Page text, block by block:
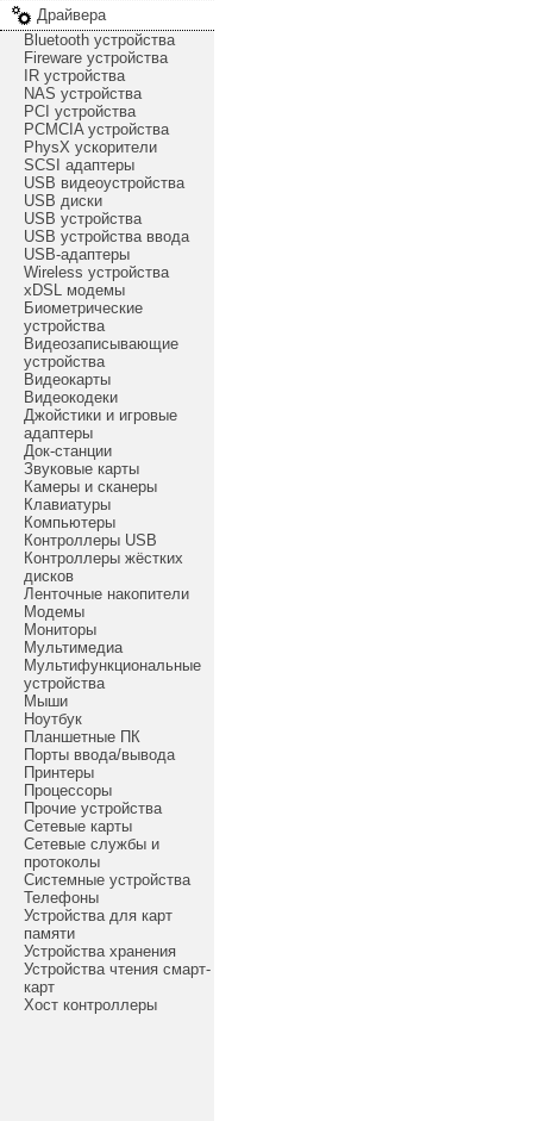
Драйвера
Bluetooth устройства
Fireware устройства
IR устройства
NAS устройства
PCI устройства
PCMCIA устройства
PhysX ускорители
SCSI адаптеры
USB видеоустройства
USB диски
USB устройства
USB устройства ввода
USB-адаптеры
Wireless устройства
xDSL модемы
Биометрические
устройства
Видеозаписывающие
устройства
Видеокарты
Видеокодеки
Джойстики и игровые
адаптеры
Док-станции
Звуковые карты
Камеры и сканеры
Клавиатуры
Компьютеры
Контроллеры USB
Контроллеры жёстких
дисков
Ленточные накопители
Модемы
Мониторы
Мультимедиа
Мультифункциональные
устройства
Мыши
Ноутбук
Планшетные ПК
Порты ввода/вывода
Принтеры
Процессоры
Прочие устройства
Сетевые карты
Сетевые службы и
протоколы
Системные устройства
Телефоны
Устройства для карт
памяти
Устройства хранения
Устройства чтения смарт-
карт
Хост контроллеры